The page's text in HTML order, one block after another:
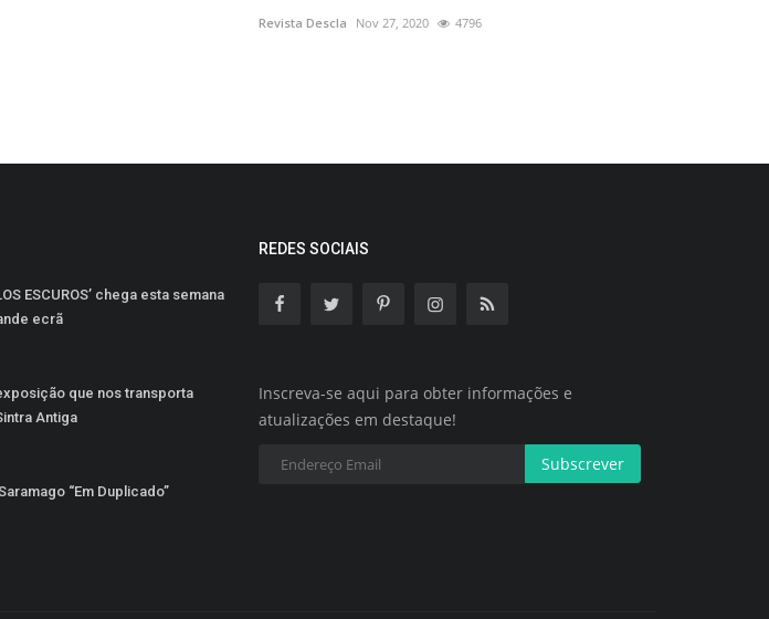
Revista Descla Nov 27, 2020 4796
ESCUROS’ chega esta semana
ecrã
que nos transporta
Antiga
“Em Duplicado”
REDES SOCIAIS
Inscreva-se aqui para obter informações e
atualizações em destaque!
Subscrever